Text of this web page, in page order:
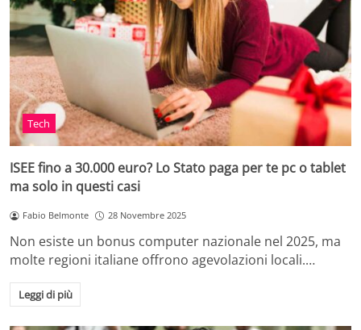
Tech
ISEE fino a 30.000 euro? Lo Stato paga per te pc o tablet
ma solo in questi casi
Fabio Belmonte 28 Novembre 2025
Non esiste un bonus computer nazionale nel 2025, ma
molte regioni italiane offrono agevolazioni locali.…
Leggi di più